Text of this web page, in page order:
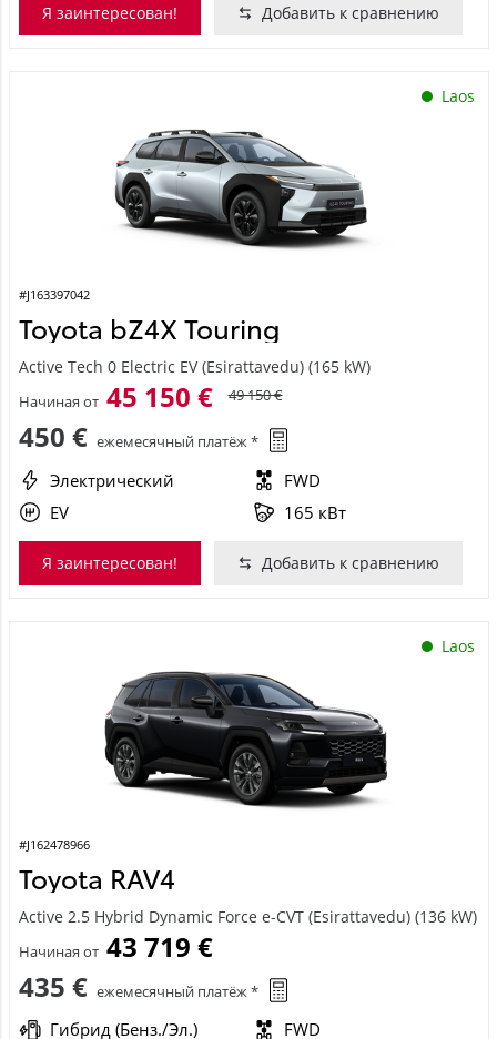
Я заинтересован! Добавить к сравнению
Laos
#J163397042
Toyota bZ4X Touring
Active Tech 0 Electric EV (Esirattavedu) (165 kW)
Начиная от 45 150 € 49 150 €
450 € ежемесячный платёж *
Электрический
FWD
EV
165 кВт
Я заинтересован! Добавить к сравнению
Laos
#J162478966
Toyota RAV4
Active 2.5 Hybrid Dynamic Force e-CVT (Esirattavedu) (136 kW)
Начиная от 43 719 €
435 € ежемесячный платёж *
Гибрид (Бенз./Эл.)
FWD